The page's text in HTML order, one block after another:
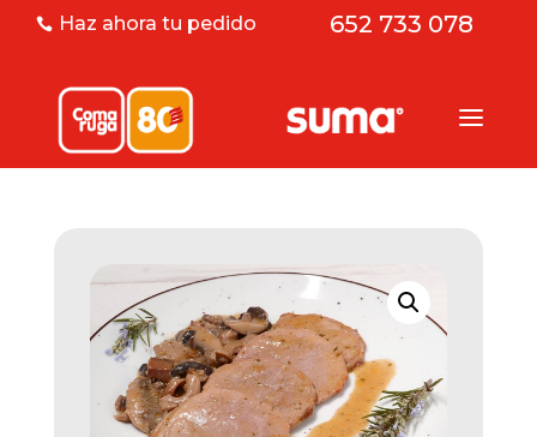
 Haz ahora tu pedido 652 733 078